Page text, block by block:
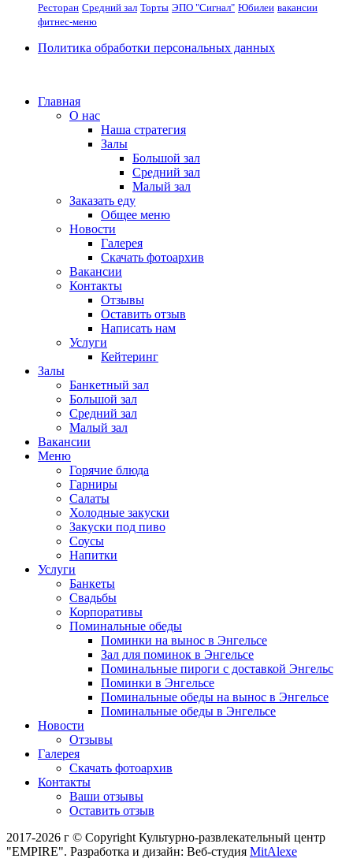
Ресторан Средний зал Торты ЭПО "Сигнал" Юбилеи вакансии
фитнес-меню
Политика обработки персональных данных
Главная
О нас
Наша стратегия
Залы
Большой зал
Средний зал
Малый зал
Заказать еду
Общее меню
Новости
Галерея
Скачать фотоархив
Вакансии
Контакты
Отзывы
Оставить отзыв
Написать нам
Услуги
Кейтеринг
Залы
Банкетный зал
Большой зал
Средний зал
Малый зал
Вакансии
Меню
Горячие блюда
Гарниры
Салаты
Холодные закуски
Закуски под пиво
Соусы
Напитки
Услуги
Банкеты
Свадьбы
Корпоративы
Поминальные обеды
Поминки на вынос в Энгельсе
Зал для поминок в Энгельсе
Поминальные пироги с доставкой Энгельс
Поминки в Энгельсе
Поминальные обеды на вынос в Энгельсе
Поминальные обеды в Энгельсе
Новости
Отзывы
Галерея
Скачать фотоархив
Контакты
Ваши отзывы
Оставить отзыв
2017-2026 г © Copyright Культурно-развлекательный центр
"EMPIRE". Разработка и дизайн: Веб-студия MitAlexe